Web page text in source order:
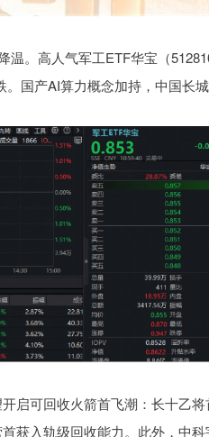
。高人气军工ETF华宝（
国产AI算力概念加持，中国长城
可回收火箭首飞潮：长十乙将
获入轨级回收能力。此外，中科
沪深300